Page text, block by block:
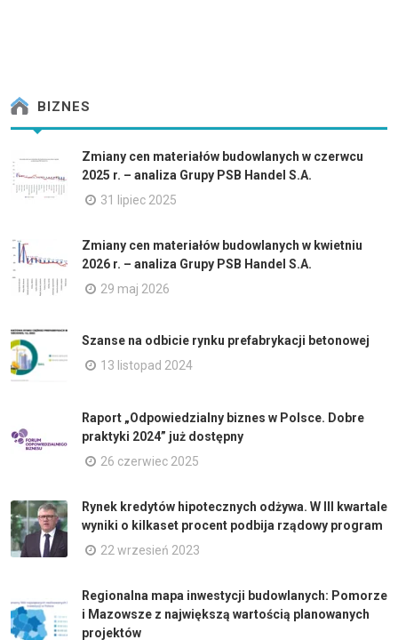
BIZNES
Zmiany cen materiałów budowlanych w czerwcu
2025 r. – analiza Grupy PSB Handel S.A.
31 lipiec 2025
Zmiany cen materiałów budowlanych w kwietniu
2026 r. – analiza Grupy PSB Handel S.A.
29 maj 2026
Szanse na odbicie rynku prefabrykacji betonowej
13 listopad 2024
Raport „Odpowiedzialny biznes w Polsce. Dobre
praktyki 2024” już dostępny
26 czerwiec 2025
Rynek kredytów hipotecznych odżywa. W III kwartale
wyniki o kilkaset procent podbija rządowy program
22 wrzesień 2023
Regionalna mapa inwestycji budowlanych: Pomorze
i Mazowsze z największą wartością planowanych
projektów